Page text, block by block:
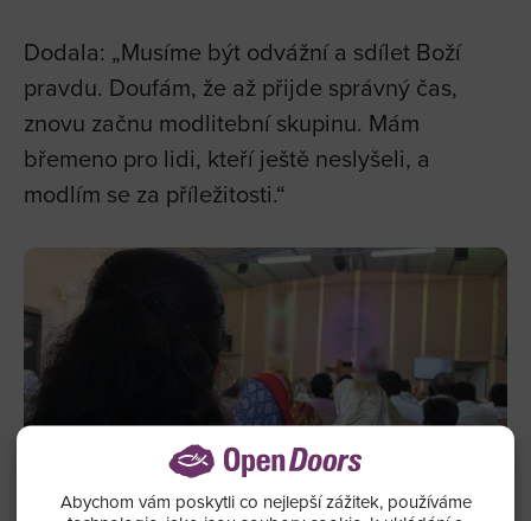
Abychom vám poskytli co nejlepší zážitek, používáme
Dodala: „Musíme být odvážní a sdílet Boží
pravdu. Doufám, že až přijde správný čas,
znovu začnu modlitební skupinu. Mám
břemeno pro lidi, kteří ještě neslyšeli, a
modlím se za příležitosti.“